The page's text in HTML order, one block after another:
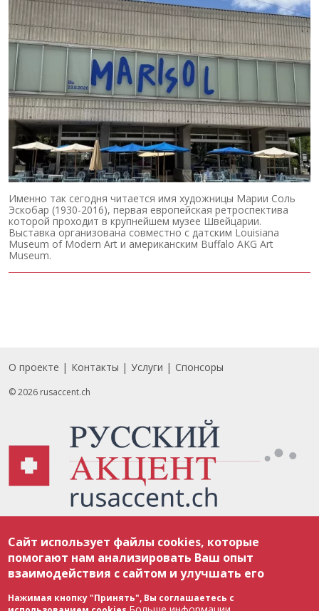
Именно так сегодня читается имя художницы Марии Соль
Эскобар (1930-2016), первая европейская ретроспектива
которой проходит в крупнейшем музее Швейцарии.
Выставка организована совместно с датским Louisiana
Museum of Modern Art и американским Buffalo AKG Art
Museum.
Footer
О проекте Контакты Услуги Спонсоры
© 2026 rusaccent.ch
соответствии с законодательством Швейцарии об авторском праве и
международными соглашениями. Полное или частичное использование
материалов возможно только с разрешения редакции. В случае полного
или частичного воспроизведения материалов сайта rusaccent.ch,
ОБЯЗАТЕЛЬНА АКТИВНАЯ ГИПЕРССЫЛКА на конкретный заимствованный
текст. Фотоизображения, размещенные редакцией rusaccent.ch, являются
ее исключительной собственностью. Полное или частичное
Сайт использует файлы cookies, которые
помогают нам анализировать Ваш опыт
взаимодействия с сайтом и улучшать его
Нажимая кнопку "Принять", Вы соглашаетесь с